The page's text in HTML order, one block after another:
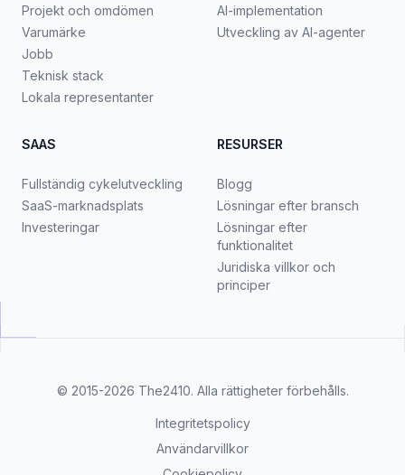
Projekt och omdömen
Varumärke
Jobb
Teknisk stack
Lokala representanter
AI-implementation
Utveckling av AI-agenter
SAAS
Fullständig cykelutveckling
SaaS-marknadsplats
Investeringar
RESURSER
Blogg
Lösningar efter bransch
Lösningar efter
funktionalitet
Juridiska villkor och
principer
© 2015-2026 The2410. Alla rättigheter förbehålls.
Integritetspolicy
Användarvillkor